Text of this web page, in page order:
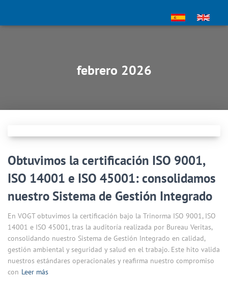
febrero 2026
Obtuvimos la certificación ISO 9001,
ISO 14001 e ISO 45001: consolidamos
nuestro Sistema de Gestión Integrado
En VOGT obtuvimos la certificación bajo la Trinorma ISO 9001, ISO
14001 e ISO 45001, tras la auditoría realizada por Bureau Veritas,
consolidando nuestro Sistema de Gestión Integrado en calidad,
gestión ambiental y seguridad y salud en el trabajo. Este hito valida
nuestros estándares operacionales y reafirma nuestro compromiso
con Leer más